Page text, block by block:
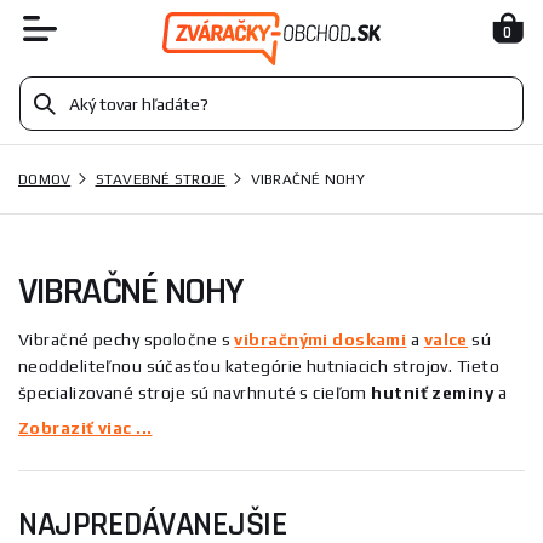
0
DOMOV STAVEBNÉ STROJE VIBRAČNÉ NOHY
VIBRAČNÉ NOHY
Vibračné pechy spoločne s vibračnými doskami a valce sú
neoddeliteľnou súčasťou kategórie hutniacich strojov. Tieto
špecializované stroje sú navrhnuté s cieľom hutniť zeminy a
živicové materiály
únosnosti podložia , minimalizácia zosadnutia pôdy ,
podložia .
Zobraziť viac ...
NAJPREDÁVANEJŠIE